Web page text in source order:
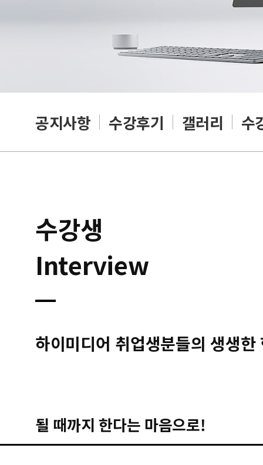
공지사항 수강후기 갤러리 수
수강생
Interview
하이미디어 취업생분들의 생생한
될 때까지 한다는 마음으로!